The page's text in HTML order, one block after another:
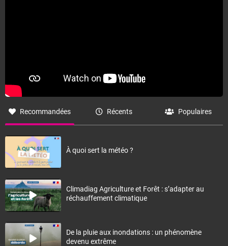
Recommandées Récents Populaires
À quoi sert la météo ?
Climadiag Agriculture et Forêt : s’adapter au
réchauffement climatique
De la pluie aux inondations : un phénomène
devenu extrême